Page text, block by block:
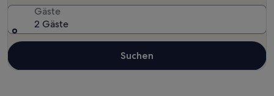
Gäste
2 Gäste
Suchen